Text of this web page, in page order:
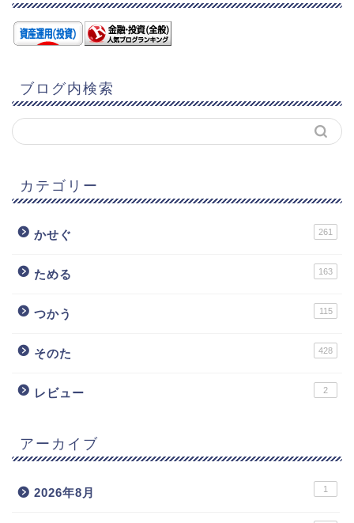
ブログ内検索
カテゴリー
かせぐ 261
ためる 163
つかう 115
そのた 428
レビュー 2
アーカイブ
2026年8月 1